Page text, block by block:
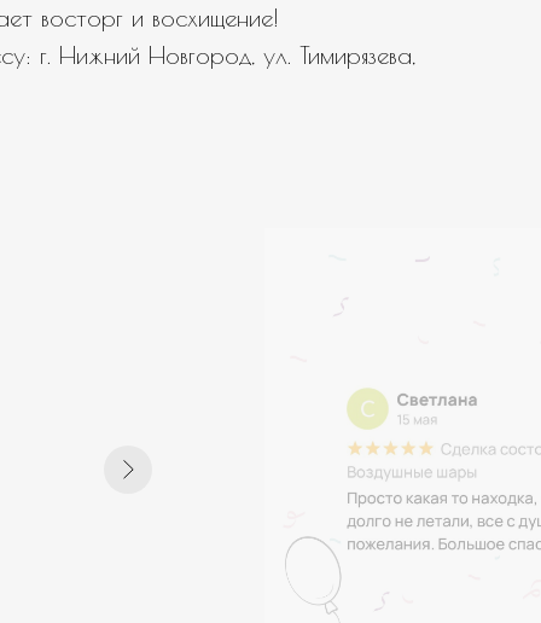
восторг и восхищение!
г. Нижний Новгород, ул. Тимирязева,